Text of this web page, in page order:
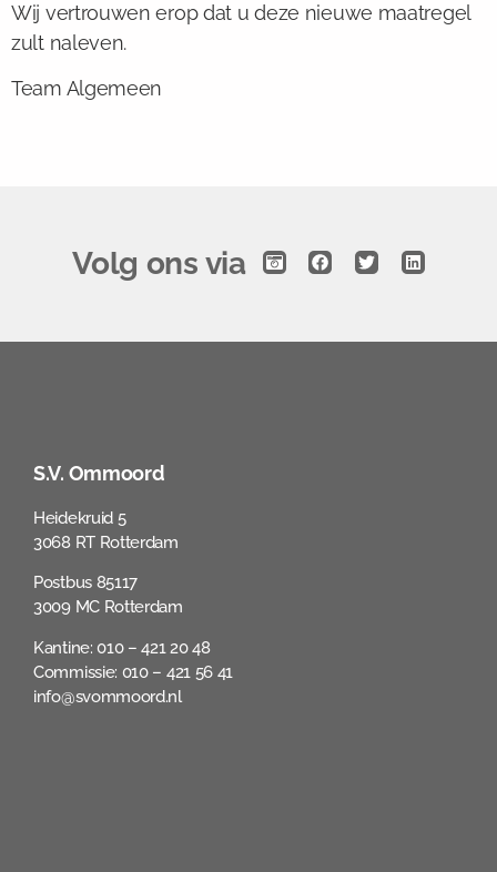
Wij vertrouwen erop dat u deze nieuwe maatregel
zult naleven.
Team Algemeen
Volg ons via
S.V. Ommoord
Heidekruid 5
3068 RT Rotterdam
Postbus 85117
3009 MC Rotterdam
Kantine: 010 – 421 20 48
Commissie: 010 – 421 56 41
info@svommoord.nl